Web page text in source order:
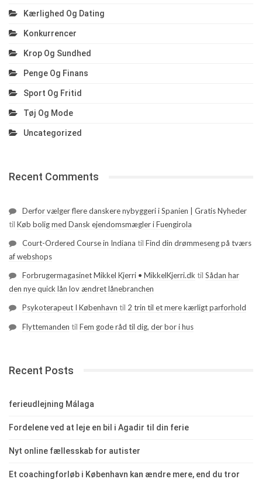
Kærlighed Og Dating
Konkurrencer
Krop Og Sundhed
Penge Og Finans
Sport Og Fritid
Tøj Og Mode
Uncategorized
Recent Comments
Derfor vælger flere danskere nybyggeri i Spanien | Gratis Nyheder
til Køb bolig med Dansk ejendomsmægler i Fuengirola
Court-Ordered Course in Indiana til Find din drømmeseng på tværs
af webshops
Forbrugermagasinet Mikkel Kjerri • MikkelKjerri.dk til Sådan har
den nye quick lån lov ændret lånebranchen
Psykoterapeut I København til 2 trin til et mere kærligt parforhold
Flyttemanden til Fem gode råd til dig, der bor i hus
Recent Posts
ferieudlejning Málaga
Fordelene ved at leje en bil i Agadir til din ferie
Nyt online fællesskab for autister
Et coachingforløb i København kan ændre mere, end du tror